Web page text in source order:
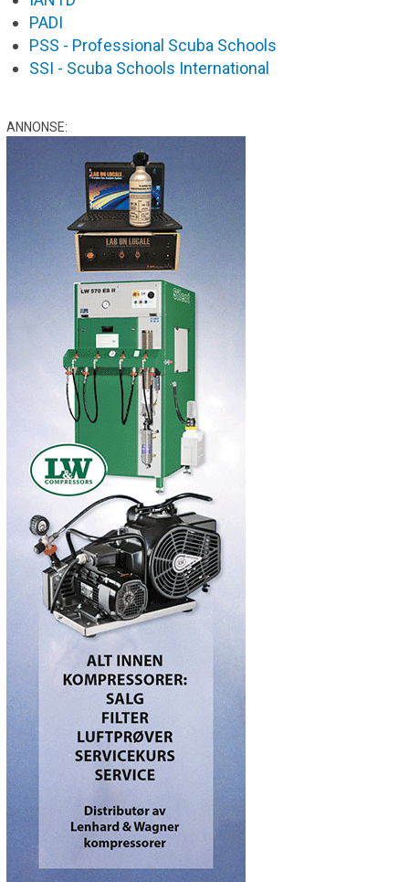
PADI
PSS - Professional Scuba Schools
SSI - Scuba Schools International
ANNONSE: